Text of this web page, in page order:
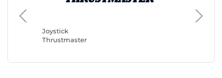
Joystick
Thrustmaster
Joystick
Moza